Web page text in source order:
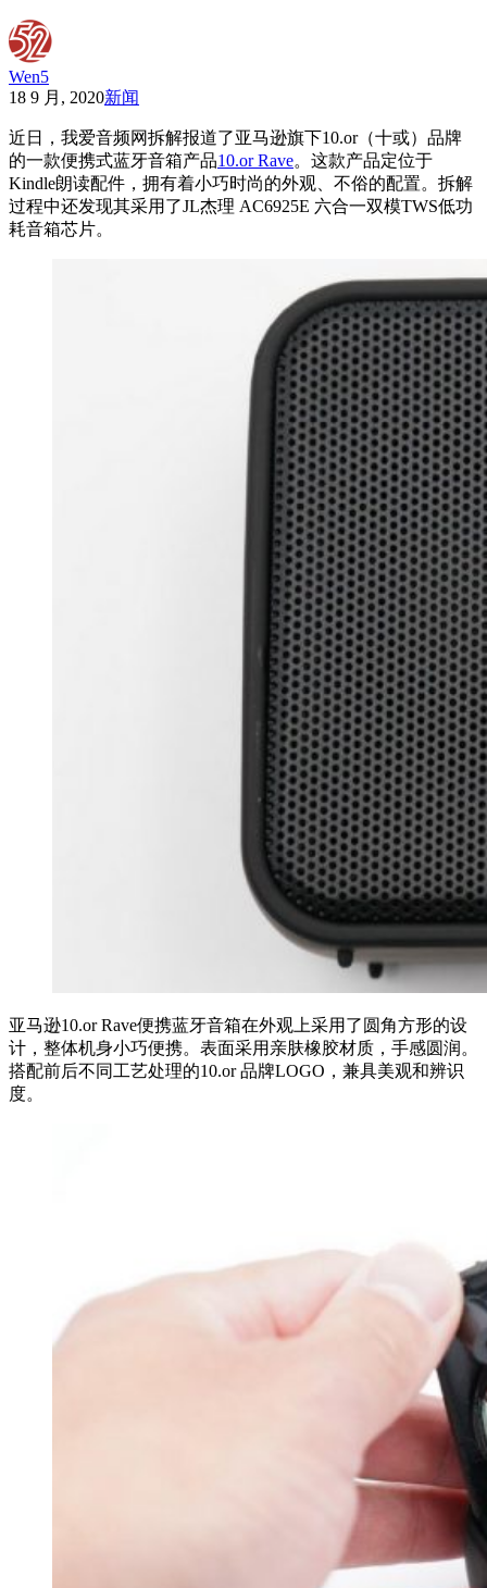
Wen5
18 9 月, 2020新闻
近日，我爱音频网拆解报道了亚马逊旗下10.or（十或）品牌
的一款便携式蓝牙音箱产品10.or Rave。这款产品定位于
Kindle朗读配件，拥有着小巧时尚的外观、不俗的配置。拆解
过程中还发现其采用了JL杰理 AC6925E 六合一双模TWS低功
耗音箱芯片。
亚马逊10.or Rave便携蓝牙音箱在外观上采用了圆角方形的设
计，整体机身小巧便携。表面采用亲肤橡胶材质，手感圆润。
搭配前后不同工艺处理的10.or 品牌LOGO，兼具美观和辨识
度。